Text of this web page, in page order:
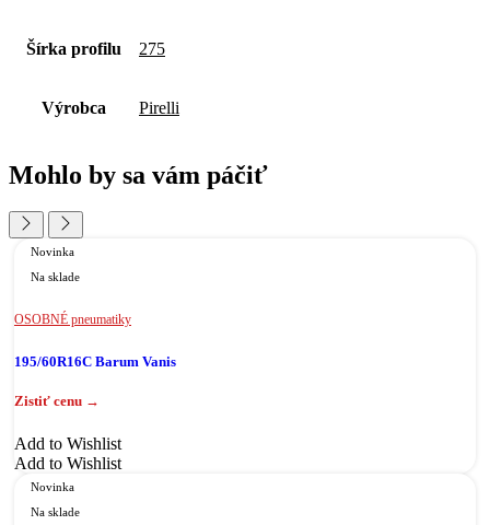
Šírka profilu 275
Výrobca Pirelli
Mohlo by sa vám páčiť
Novinka
Na sklade
OSOBNÉ pneumatiky
195/60R16C Barum Vanis
Add to Wishlist
Add to Wishlist
Novinka
Na sklade